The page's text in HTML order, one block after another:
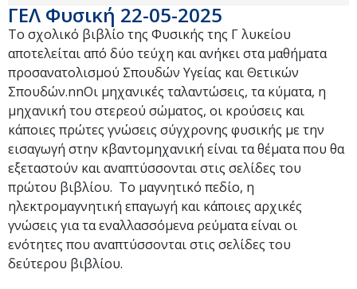
ΓΕΛ Φυσική 22-05-2025
Το σχολικό βιβλίο της Φυσικής της Γ λυκείου
αποτελείται από δύο τεύχη και ανήκει στα μαθήματα
προσανατολισμού Σπουδών Υγείας και Θετικών
Σπουδών.nnΟι μηχανικές ταλαντώσεις, τα κύματα, η
μηχανική του στερεού σώματος, οι κρούσεις και
κάποιες πρώτες γνώσεις σύγχρονης φυσικής με την
εισαγωγή στην κβαντομηχανική είναι τα θέματα που θα
εξεταστούν και αναπτύσσονται στις σελίδες του
πρώτου βιβλίου. Το μαγνητικό πεδίο, η
ηλεκτρομαγνητική επαγωγή και κάποιες αρχικές
γνώσεις για τα εναλλασσόμενα ρεύματα είναι οι
ενότητες που αναπτύσσονται στις σελίδες του
δεύτερου βιβλίου.